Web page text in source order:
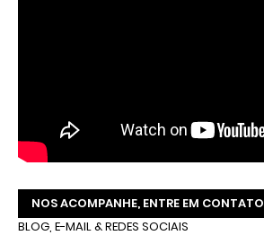
NOS ACOMPANHE, ENTRE EM CONTATO
BLOG, E-MAIL & REDES SOCIAIS